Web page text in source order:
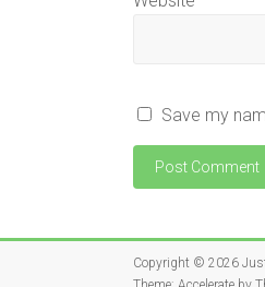
Save my
Copyright © 2026